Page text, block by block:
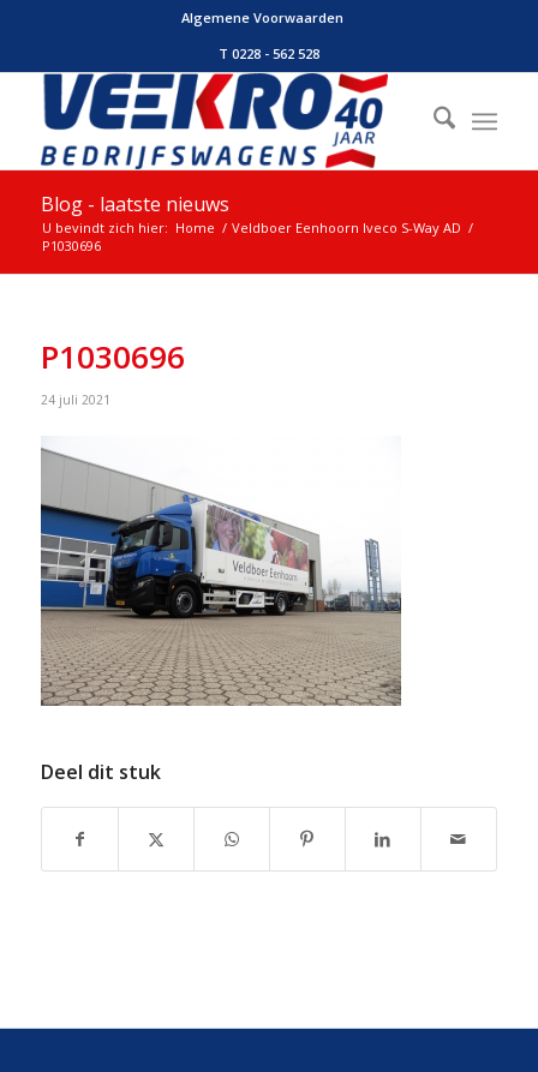
Algemene Voorwaarden
T 0228 - 562 528
Blog - laatste nieuws
U bevindt zich hier: Home / Veldboer Eenhoorn Iveco S-Way AD /
P1030696
P1030696
24 juli 2021
Deel dit stuk